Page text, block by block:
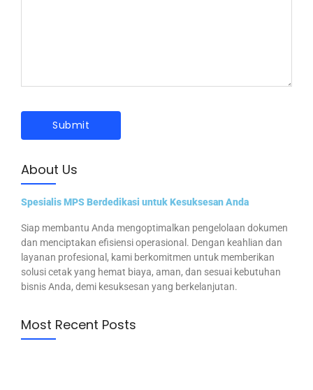
About Us
Spesialis MPS Berdedikasi untuk Kesuksesan Anda
Siap membantu Anda mengoptimalkan pengelolaan dokumen
dan menciptakan efisiensi operasional. Dengan keahlian dan
layanan profesional, kami berkomitmen untuk memberikan
solusi cetak yang hemat biaya, aman, dan sesuai kebutuhan
bisnis Anda, demi kesuksesan yang berkelanjutan.
Most Recent Posts